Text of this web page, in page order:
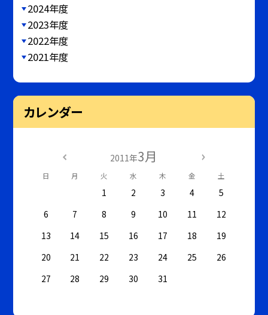
2024年度
2023年度
2022年度
2021年度
カレンダー
2011年3月
日 月 火 水 木 金 土
1 2 3 4
5
6
7 8 9 10 11
12
13
14 15 16 17 18
19
20
21 22 23 24 25
26
27
28 29 30 31